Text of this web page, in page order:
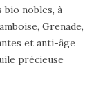
bio nobles, à
Grenade,
et anti-âge
précieuse